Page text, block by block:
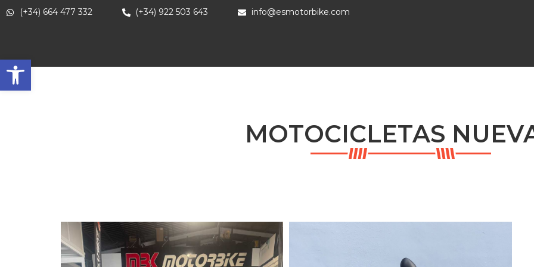
Abrir barra de herramientas
(+34) 664 477 332 (+34) 922 503 643 info@esmotorbike.com
MOTOCICLETAS